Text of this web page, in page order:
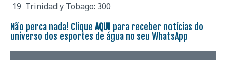
Trinidad y Tobago: 300
Não perca nada! Clique AQUI para receber notícias do
universo dos esportes de água no seu WhatsApp